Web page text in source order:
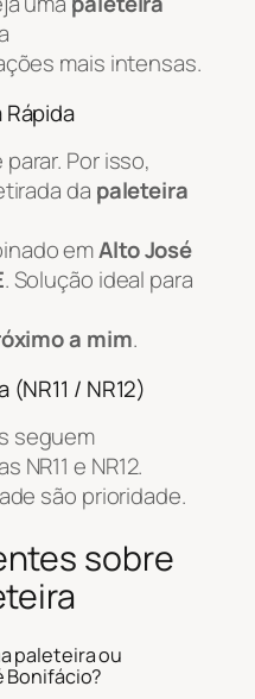
mais intensas.
Por isso,
da paleteira
emAlto José
. Solução ideal para
a mim.
/ NR12)
seguem
e NR12.
são prioridade.
sobre
paleteira ou
Bonifácio?